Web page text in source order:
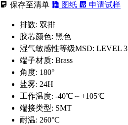
保存至清单
图纸 申请试样
排数: 双排
胶芯颜色: 黑色
湿气敏感性等级MSD: LEVEL 3
端子材质: Brass
角度: 180°
盐雾: 24H
工作温度: -40℃～+105℃
端接类型: SMT
耐温: 260°C